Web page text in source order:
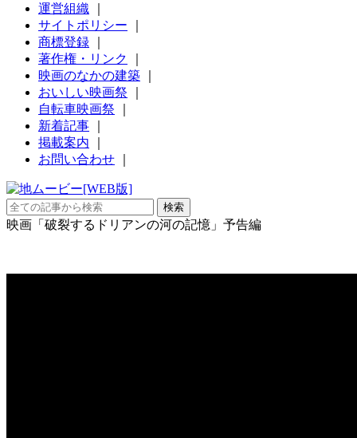
運営組織
サイトポリシー
商標登録
著作権・リンク
映画のなかの建築
おいしい映画祭
自転車映画祭
新着記事
掲載案内
お問い合わせ
映画「破裂するドリアンの河の記憶」予告編